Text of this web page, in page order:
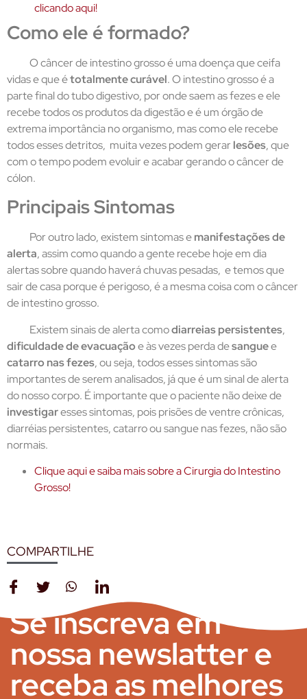
clicando aqui!
Como ele é formado?
O câncer de intestino grosso é uma doença que ceifa
vidas e que étotalmente curável. O intestino grosso é a
parte final do tubo digestivo, por onde saem as fezes e ele
recebe todos os produtos da digestão e é um órgão de
extrema importância no organismo, mas como ele recebe
todos esses detritos, muita vezes podem gerarlesões, que
com o tempo podem evoluir e acabar gerando o câncer de
cólon.
Principais Sintomas
Por outro lado, existem sintomas emanifestações de
alerta, assim como quando a gente recebe hoje em dia
alertas sobre quando haverá chuvas pesadas, e temos que
sair de casa porque é perigoso, é a mesma coisa com o câncer
de intestino grosso.
Existem sinais de alerta comodiarreias persistentes,
dificuldade de evacuaçãoe às vezes perda desanguee
catarro nas fezes, ou seja, todos esses sintomas são
importantes de serem analisados, já que é um sinal de alerta
do nosso corpo. É importante que o paciente não deixe de
investigaresses sintomas, pois prisões de ventre crônicas,
diarréias persistentes, catarro ou sangue nas fezes, não são
normais.
Clique aqui e saiba mais sobre a Cirurgia do Intestino
Grosso!
COMPARTILHE
Se inscreva em
nossa newslatter e
receba as melhores